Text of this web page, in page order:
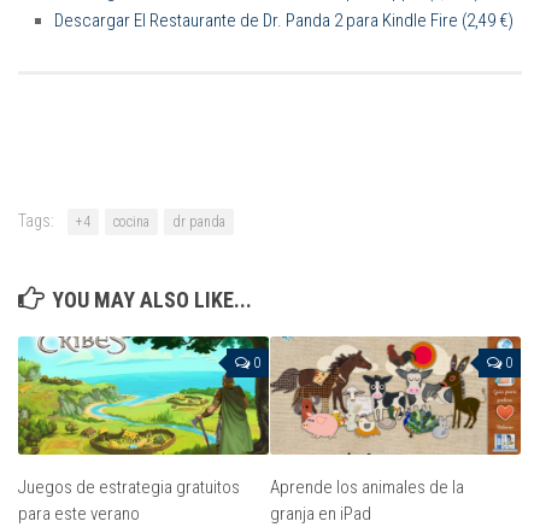
Descargar El Restaurante de Dr. Panda 2 para Kindle Fire (2,49 €)
Tags: +4 cocina dr panda
YOU MAY ALSO LIKE...
0
Juegos de estrategia gratuitos
para este verano
0
Aprende los animales de la
granja en iPad